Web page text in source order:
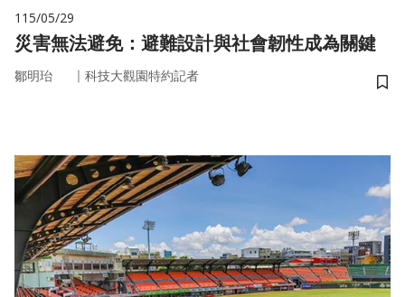
115/05/29
災害無法避免：避難設計與社會韌性成為關鍵
鄒明珆 ｜ 科技大觀園特約記者
儲